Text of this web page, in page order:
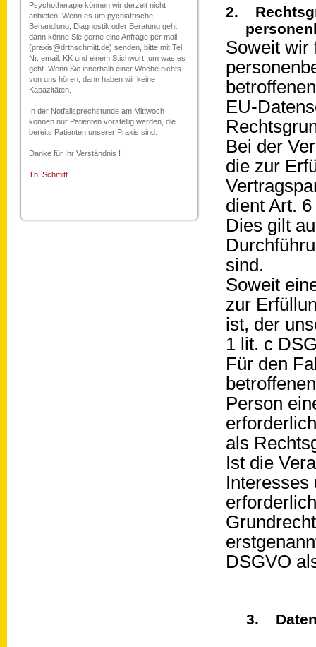
Psychotherapie können wir derzeit nicht
anbieten. Wenn es um pychiatrische
Behandlung, Diagnostik oder Beratung geht,
dann könne Sie gerne eine Anfrage per mail
(praxis@drthschmitt.de) senden, bitte mit Tel.
Nr. email. KK und einem Stichwort, um was es
geht. Wenn Sie innerhalb einer Woche nichts
von uns hören, dann haben wir keine
Kapazitäten.
In der Notfallsprechstunde am Mittwoch
können nur Patienten vorstellig werden, die
bereits Patienten unserer Praxis sind.
Danke für Ihr Verständnis !
Th. Schmitt
2.
Soweit wir
EU-
Bei der
die zur
dient Art.
Dies gilt
sind.
Soweit
zur
ist, der
1 lit. c
Für den
Person
als
Ist die
Interesses
DSGVO
3.